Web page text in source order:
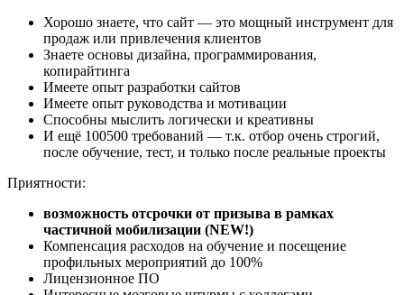
Хорошо знаете, что сайт — это мощный инструмент для
продаж или привлечения клиентов
Знаете основы дизайна, программирования,
копирайтинга
Имеете опыт разработки сайтов
Имеете опыт руководства и мотивации
Способны мыслить логически и креативны
И ещё 100500 требований — т.к. отбор очень строгий,
после обучение, тест, и только после реальные проекты
Приятности:
возможность отсрочки от призыва в рамках
частичной мобилизации (NEW!)
Компенсация расходов на обучение и посещение
профильных мероприятий до 100%
Лицензионное ПО